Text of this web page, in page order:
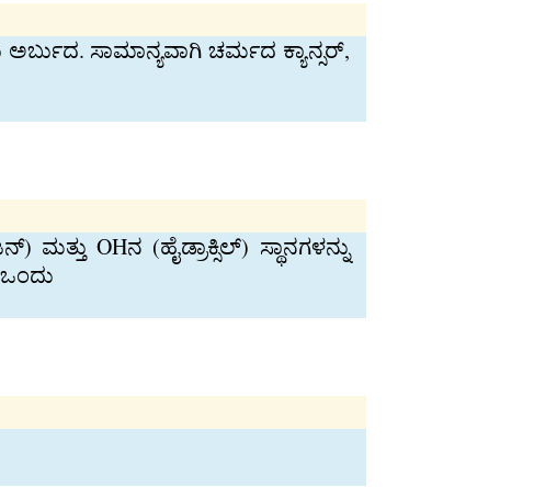
ಸಾಮಾನ್ಯವಾಗಿ ಚರ್ಮದ ಕ್ಯಾನ್ಸರ್,
OHನ (ಹೈಡ್ರಾಕ್ಸಿಲ್) ಸ್ಥಾನಗಳನ್ನು